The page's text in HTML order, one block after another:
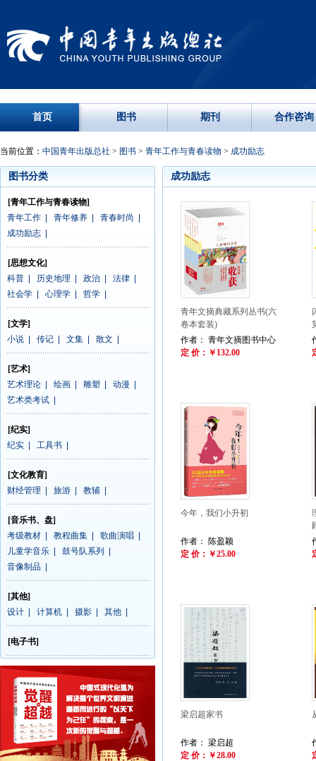
首页 图书 期刊 合作咨询
当前位置： 中国青年出版总社 > 图书 > 青年工作与青春读物 > 成功励志
图书分类
[青年工作与青春读物]
青年工作
青年修养 青春时尚
成功励志
[思想文化]
科普
历史地理 政治 法律
社会学
心理学 哲学
[文学]
小说
传记 文集 散文
[艺术]
艺术理论
绘画 雕塑 动漫
艺术类考试
[纪实]
纪实
工具书
[文化教育]
财经管理
旅游 教辅
[音乐书、盘]
考级教材
教程曲集 歌曲演唱
儿童学音乐
鼓号队系列
音像制品
[其他]
设计
计算机 摄影 其他
[电子书]
成功励志
青年文摘典藏系列丛书(六
卷本套装)
作者： 青年文摘图书中心
定 价：￥132.00
今年，我们小升初
作者： 陈盈颖
定 价：￥25.00
梁启超家书
作者： 梁启超
定 价：￥28.00